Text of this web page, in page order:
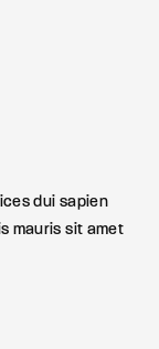
dui sapien
mauris sit amet